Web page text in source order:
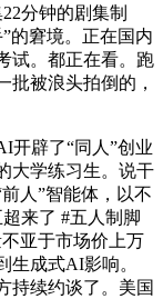
分钟的剧集制
的窘境。正在国内
试。都正在看。跑
批被浪头拍倒的，
辟了“同人”创业
大学练习生。说干
人”智能体，以不
来了 #五人制脚
亚于市场价上万
生成式AI影响。
持续约谈了。美国